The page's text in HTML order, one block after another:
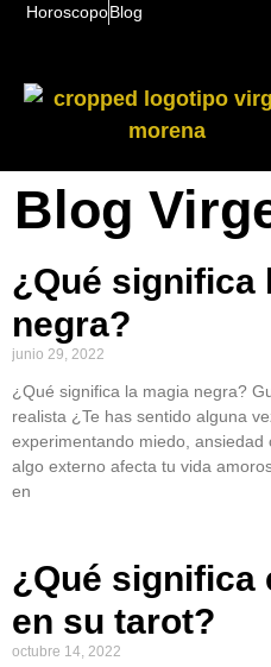
HoroscopoBlog
Blog
¿Qué significa
negra?
junio 29, 2022
¿Qué significa la magia negra?
realista ¿Te has sentido alguna
experimentando miedo,
algo externo afecta tu vida
en
¿Qué significa
en su tarot?
octubre 14, 2022